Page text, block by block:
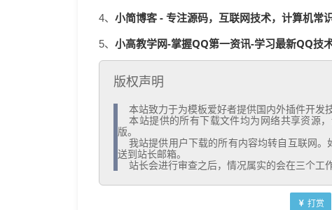
4、 小简博客 - 专注源码，互联网技术，计算机常
5、 小高教学网-掌握QQ第一资讯-学习最新QQ技
版权声明
  本站提供的所有下载文件均为网络共享资源，请于下载后的24小时内删除。如需体验更多乐趣，还请支持正
版。
送到站长邮箱。
站长会进行审查之后，情况属实的会在三个工
打赏